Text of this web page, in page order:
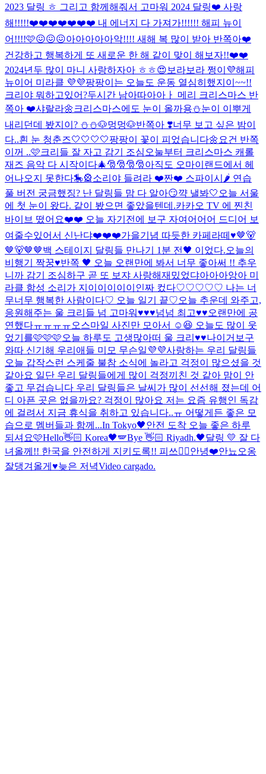
2023 달링 ㅎ 그리고 함께해줘서 고마워 2024 달링❤️ 사랑
해!!!!!❤️❤️❤️❤️❤️❤️❤️ 내 에너지 다 가져가!!!!!! 해피 뉴이
어!!!!🩷😖😖😖아아아아아악!!!! 새해 복 많이 받아 반쪽아❤️
건강하고 행복하게 또 새로운 한 해 같이 맞이 해보자!!❤️❤️
2024년두 많이 마니 사랑하자아 ㅎㅎ😍 보라보라 쩡이💜해피
뉴이어 미라클 💜💜팡팡이는 오늘도 운동 열심히했지이~~!!
크리야 뭐하고있어?두시간 남아따아아ㅏ 메리 크리스마스 반
쪽아 ❤️샤랄라🌼 크리스마스에도 눈이 올까용⛄️눈이 이뿌게
내리던데 봤지이? ⛄️⛄️🐶멍멍🐶반쪽아 ❣️너무 보고 싶은 밤이
다..흰 눈 청춘즈🤍🤍🤍🤍팡팡이 꽃이 피었습니다🌼 요건 반쪽
이꺼 ..🩷크리들 잘 자고 감기 조심 오눌부터 크리스마스 캐롤
재즈 음악 다 시작이다🎄🎅🎅🎅🎅아직도 오마이랜드에서 헤
어나오지 못한다🎠🎡소리야 들려라 ❤️짠❤️ 스파이시🌶️ 연습
풀 버전 궁금했징? 난 달링들 맘 다 알아😏꺅 낼봐🤍 오늘 서울
에 첫 눈이 왔다. 같이 봤으면 좋았을텐데.카카오 TV 에 찐친
바이브 떴어요❤️❤️ 오늘 자기전에 보구 자여어어어 드디어 보
여줄수있어서 신난댜❤️❤️❤️가을기념 따듯한 카페라떼♥🤎🐻
🤎🐻🤎🤎백 스테이지 달링들 만나기 1분 전🖤 이었다.오늘의
비행기 짝꿍♥반쪽 🖤 오늘 오랜만에 봐서 너무 좋아써 !! 추우
니까 감기 조심하구 곧 또 보쟈 사랑해재밌었댜아아아앙아 미
라클 함성 소리가 지이이이이이인짜 컸다♡♡♡♡♡ 나는 너
무너무 행복한 사람이다♡ 오늘 일기 끝♡오늘 추운데 와주고,
응원해주는 울 크리들 넘 고마워♥♥♥넘넘 최고♥♥오랜만에 공
연했다ㅠㅠㅠㅠ오스마일 사진만 모아서 ☺️😆 오늘도 많이 웃
었기를🩷🩷🩷오늘 하루도 고생많아떠 울 크리♥♥나이거보구
와따 신기해 우리애들 미모 무슨일💜💜사랑하는 우리 달링들
오늘 갑작스런 스케줄 불참 소식에 놀라고 걱정이 많으셨을 것
같아요 일단 우리 달링들에게 많이 걱정끼친 것 같아 맘이 안
좋고 무겁습니다 우리 달링들은 날씨가 많이 선선해 졌는데 어
디 아픈 곳은 없을까요? 걱정이 많아요 저는 요즘 유행인 독감
에 걸려서 지금 휴식을 취하고 있습니다..ㅠ 어떻게든 좋은 모
습으로 멤버들과 함께...In Tokyo🖤안전 도착 오늘 좋은 하루
되셔요🩷Hello👋🏻 Korea🖤🪽Bye 👋🏻 Riyadh.🖤달링 💛 잘 다
녀올께!! 한국을 안전하게 지키도록!! 피쓰✌🏻안녕❤️안뇨오옹
잘댕겨올게♥늦은 저녁Video cargado.